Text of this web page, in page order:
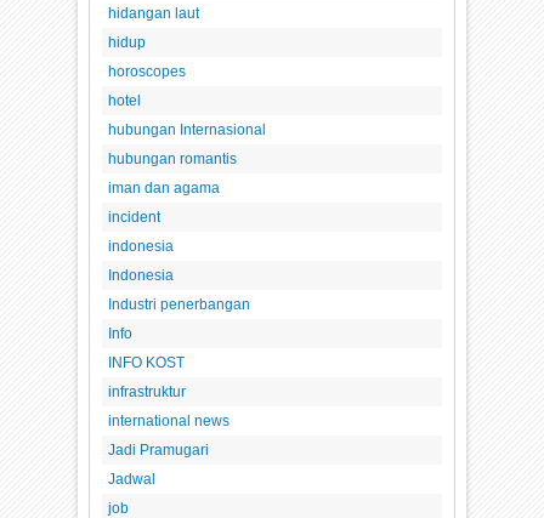
hidangan laut
hidup
horoscopes
hotel
hubungan Internasional
hubungan romantis
iman dan agama
incident
indonesia
Indonesia
Industri penerbangan
Info
INFO KOST
infrastruktur
international news
Jadi Pramugari
Jadwal
job